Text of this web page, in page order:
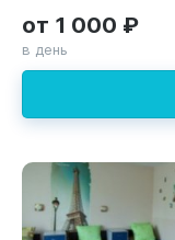
от 1 000 ₽
в день